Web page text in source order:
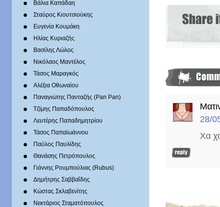
Βάλια Καπάδαη
Σταύρος Κιουτσιούκης
Ευγενία Κουμάκη
Ηλίας Κυριαζής
Βασίλης Λώλος
Νικόλαος Μαντέλος
Τάσος Μαραγκός
Αλέξια Οθωναίου
Παναγιώτης Πανταζής (Pan Pan)
Τζίμης Παπαδόπουλος
Λευτέρης Παπαδημητρίου
Τάσος Παπαϊωάννου
Παύλος Παυλίδης
Θανάσης Πετρόπουλος
Γιάννης Ρουμπούλιας (Rubus)
Δημήτρης Σαββαΐδης
Κώστας Σκλαβενίτης
Νεκτάριος Σταματόπουλος
28/
Χα